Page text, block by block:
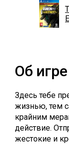
Об игре
Здесь тебе
жизнью, тем
крайним
действие.
жестокие и